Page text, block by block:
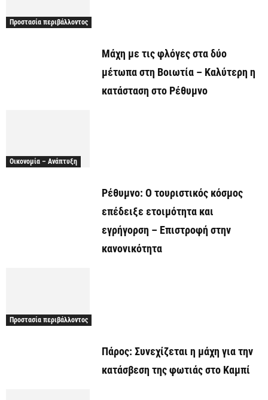
Προστασία περιβάλλοντος
Μάχη με τις φλόγες στα δύο
μέτωπα στη Βοιωτία – Καλύτερη η
κατάσταση στο Ρέθυμνο
Οικονομία – Ανάπτυξη
Ρέθυμνο: Ο τουριστικός κόσμος
επέδειξε ετοιμότητα και
εγρήγορση – Επιστροφή στην
κανονικότητα
Προστασία περιβάλλοντος
Πάρος: Συνεχίζεται η μάχη για την
κατάσβεση της φωτιάς στο Καμπί